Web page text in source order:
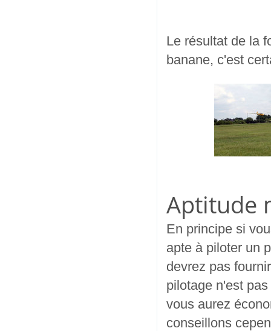
Le résultat de la
banane, c'est
Aptitude
En principe si
apte à piloter un
devrez pas
pilotage n'est
vous aurez
conseillons